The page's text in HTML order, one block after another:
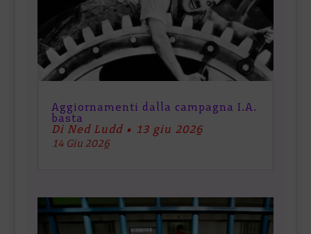
Aggiornamenti dalla campagna I.A.
basta
Di Ned Ludd • 13 giu 2026
14 Giu 2026